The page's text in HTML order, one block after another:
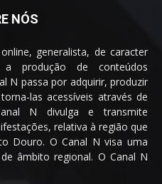
NÓS
generalista, de caracter
a produção de conteúdos
N passa por adquirir, produzir
las acessíveis através de
N divulga e transmite
relativa à região que
Douro. O Canal N visa uma
âmbito regional. O Canal N